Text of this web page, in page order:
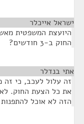
ישראל אייכלר
היועצת המשפטית
החוק ב-3 חודשים?
אתי בנדלר
זה עלול לעכב, כי זה
את כל הצעת החוק. לא
הזה לא אוכל